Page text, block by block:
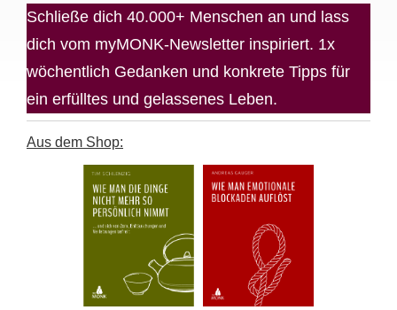
Schließe dich 40.000+ Menschen an und lass
dich vom myMONK-Newsletter inspiriert. 1x
wöchentlich Gedanken und konkrete Tipps für
ein erfülltes und gelassenes Leben.
Aus dem Shop: